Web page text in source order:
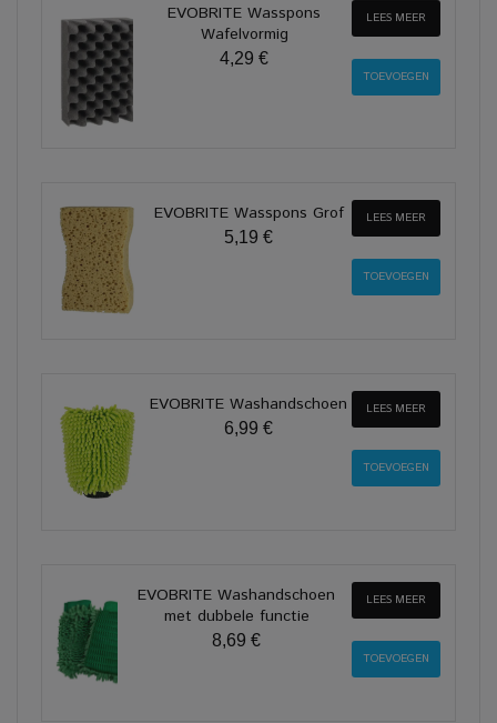
EVOBRITE Wasspons
Wafelvormig
4,29 €
LEES MEER
EVOBRITE Wasspons Grof
5,19 €
LEES MEER
EVOBRITE Washandschoen
6,99 €
LEES MEER
EVOBRITE Washandschoen
met dubbele functie
8,69 €
LEES MEER